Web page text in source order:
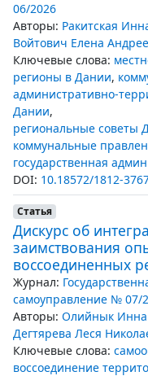
06/2026
Авторы: Ракитская
Войтович Елена
Ключевые слова:
регионы в Дании,
административно-
Дании,
региональные советы
коммунальные
государственная
DOI: 10.18572/1812-
Статья
Дискурс об
заимствования
воссоединенных
Журнал:
самоуправление № 07/
Авторы: Олийнык Инна
Дегтярева Леся
Ключевые слова:
воссоединение